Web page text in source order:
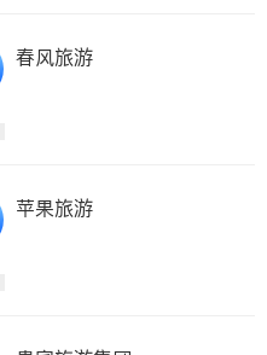
春风旅游
苹果旅游